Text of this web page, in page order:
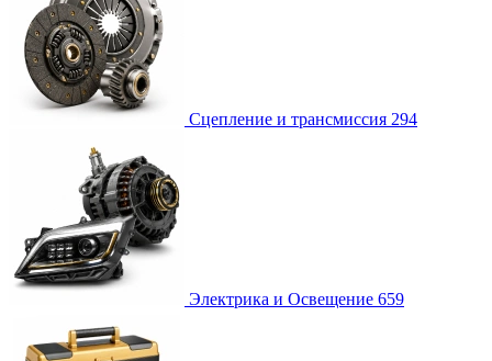
Сцепление и трансмиссия 294
Электрика и Освещение 659